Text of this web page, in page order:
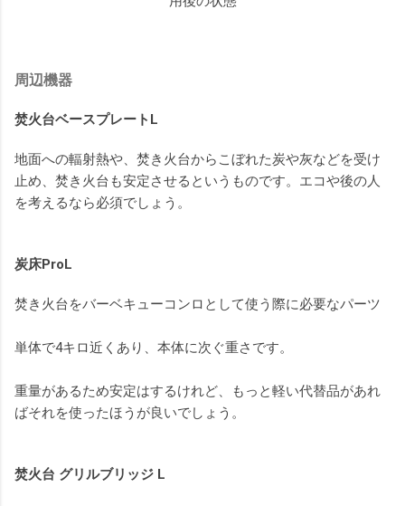
周辺機器
焚火台ベースプレートL
地面への輻射熱や、焚き火台からこぼれた炭や灰などを受け
止め、焚き火台も安定させるというものです。エコや後の人
を考えるなら必須でしょう。
炭床ProL
焚き火台をバーベキューコンロとして使う際に必要なパーツ
単体で4キロ近くあり、本体に次ぐ重さです。
重量があるため安定はするけれど、もっと軽い代替品があれ
ばそれを使ったほうが良いでしょう。
焚火台 グリルブリッジ L